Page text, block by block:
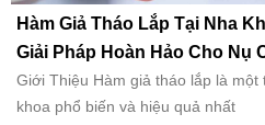
Hàm Giả Tháo Lắp Tại Nha
Giải Pháp Hoàn Hảo Cho Nụ
Giới Thiệu Hàm giả tháo lắp là
khoa phổ biến và hiệu quả nhất